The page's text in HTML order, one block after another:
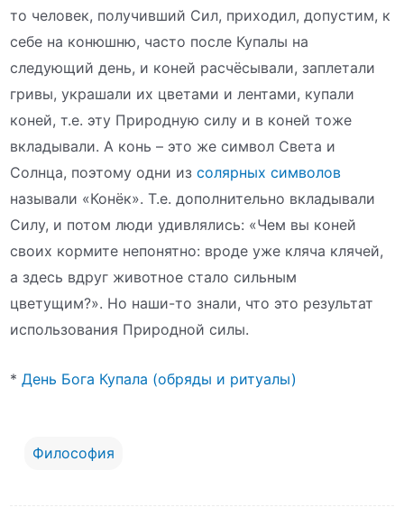
то человек, получивший Сил, приходил, допустим, к
себе на конюшню, часто после Купалы на
следующий день, и коней расчёсывали, заплетали
гривы, украшали их цветами и лентами, купали
коней, т.е. эту Природную силу и в коней тоже
вкладывали. А конь – это же символ Света и
Солнца, поэтому одни изсолярных символов
называли «Конёк». Т.е. дополнительно вкладывали
Силу, и потом люди удивлялись: «Чем вы коней
своих кормите непонятно: вроде уже кляча клячей,
а здесь вдруг животное стало сильным
цветущим?». Но наши-то знали, что это результат
использования Природной силы.
*День Бога Купала (обряды и ритуалы)
Философия